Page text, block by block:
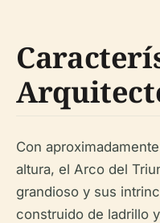
Con
altura, el Arco del
grandioso y sus
construido de ladrillo